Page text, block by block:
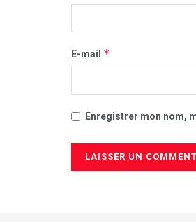
E-mail *
Enregistrer mon nom,